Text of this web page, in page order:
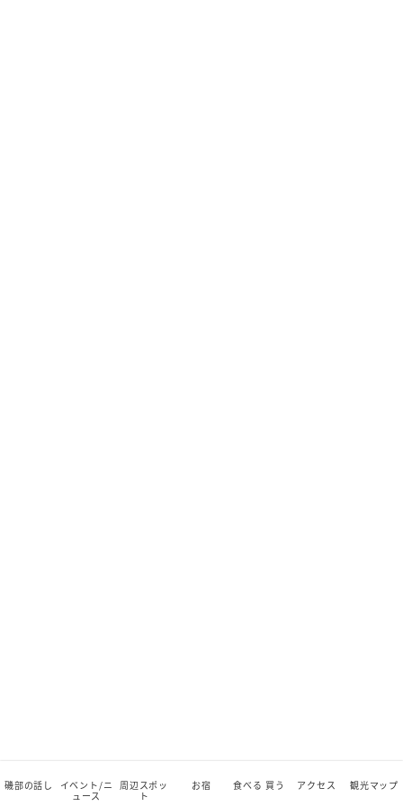
磯部の話し
イベント/ニ
ュース
周辺スポッ
ト
お宿 食べる 買う アクセス 観光マップ